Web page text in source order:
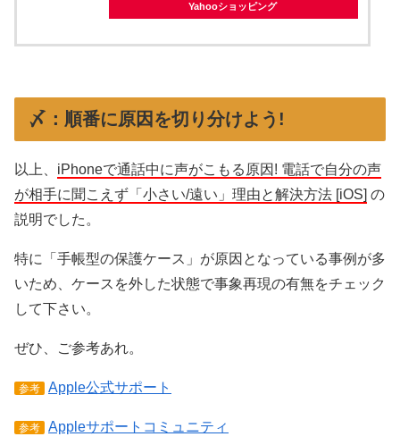
Yahooショッピング
〆：順番に原因を切り分けよう!
以上、 iPhoneで通話中に声がこもる原因! 電話で自分の声
が相手に聞こえず「小さい/遠い」理由と解決方法 [iOS] の
説明でした。
特に「手帳型の保護ケース」が原因となっている事例が多
いため、ケースを外した状態で事象再現の有無をチェック
して下さい。
ぜひ、ご参考あれ。
参考 Apple公式サポート
参考 Appleサポートコミュニティ